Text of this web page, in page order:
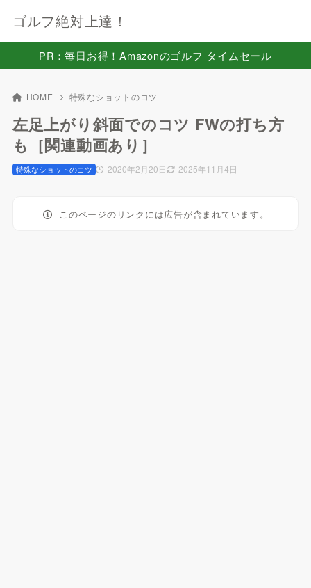
ゴルフ絶対上達！
PR：毎日お得！Amazonのゴルフ タイムセール
HOME 特殊なショットのコツ
左足上がり斜面でのコツ FWの打ち方
も［関連動画あり］
2020年2月20日 2025年11月4日
特殊なショットのコツ
このページのリンクには広告が含まれています。